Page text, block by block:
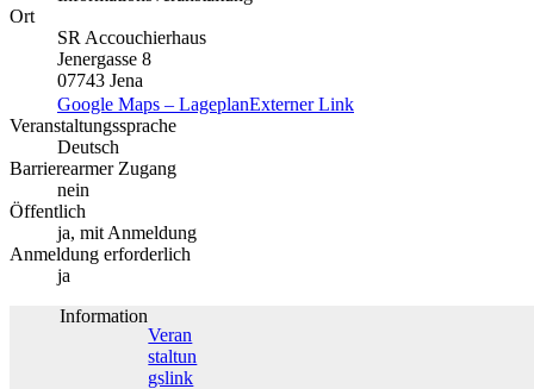
Ort
SR Accouchierhaus
Jenergasse 8
07743 Jena
Google Maps – LageplanExterner Link
Veranstaltungssprache
Deutsch
Barrierearmer Zugang
nein
Öffentlich
ja, mit Anmeldung
Anmeldung erforderlich
ja
Information
Veran
staltun
gslink